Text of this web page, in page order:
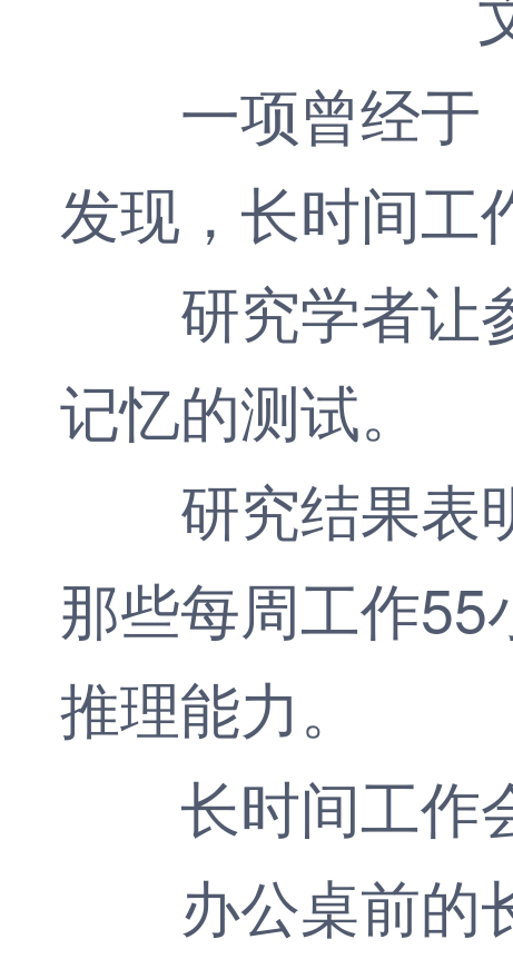
一项曾经于《
发现，长时间工
研究学者让参
记忆的测试。
研究结果表明
那些每周工作
推理能力。
长时间工作
办公桌前的长